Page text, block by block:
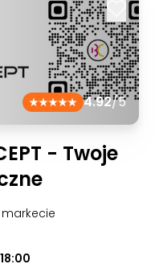
4.92/5
- Twoje
markecie